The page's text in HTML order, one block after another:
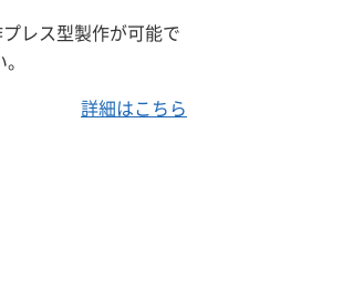
レス型製作が可能で
詳細はこちら